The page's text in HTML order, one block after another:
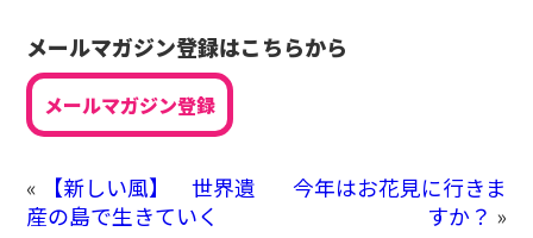
メールマガジン登録はこちらから
メールマガジン登録
«
【新しい風】 世界遺
産の島で生きていく
今年はお花見に行きま
すか？ »